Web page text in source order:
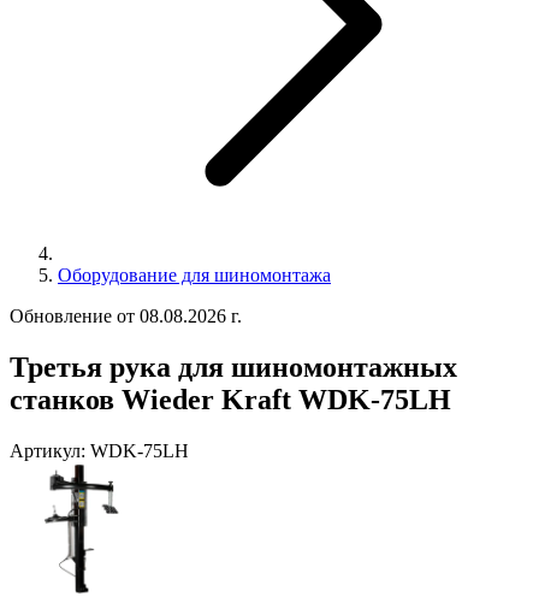
Оборудование для шиномонтажа
Обновление от 08.08.2026 г.
Третья рука для шиномонтажных
станков Wieder Kraft WDK-75LH
Артикул: WDK-75LH